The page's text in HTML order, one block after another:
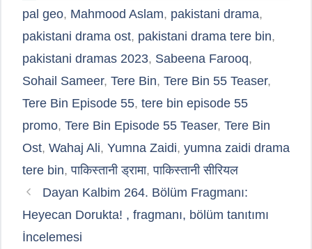
pal geo, Mahmood Aslam, pakistani drama,
pakistani drama ost, pakistani drama tere bin,
pakistani dramas 2023, Sabeena Farooq,
Sohail Sameer, Tere Bin, Tere Bin 55 Teaser,
Tere Bin Episode 55, tere bin episode 55
promo, Tere Bin Episode 55 Teaser, Tere Bin
Ost, Wahaj Ali, Yumna Zaidi, yumna zaidi drama
tere bin,पाकिस्तानी ड्रामा,पाकिस्तानी सीरियल
Dayan Kalbim 264. Bölüm Fragmanı:
Heyecan Dorukta! , fragmanı, bölüm tanıtımı
İncelemesi